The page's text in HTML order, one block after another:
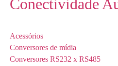
Conectividade
Acessórios
Conversores de mídia
Conversores RS232 x RS485